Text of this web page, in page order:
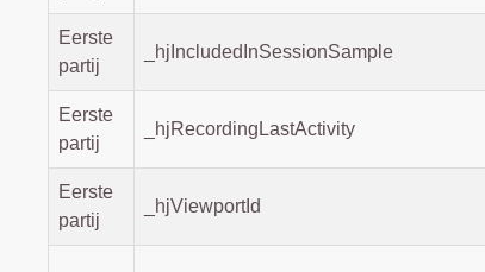
Eerste
partij
_hjIncludedInSessionSample
Eerste
partij
_hjRecordingLastActivity
Eerste
partij
_hjViewportId